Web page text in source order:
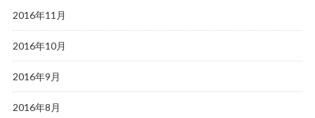
2016年11月
2016年10月
2016年9月
2016年8月